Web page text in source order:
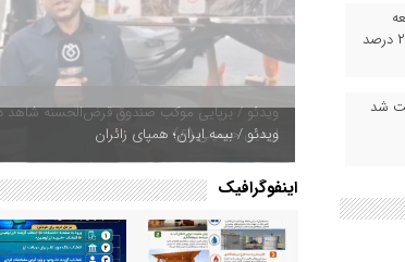
شد
ویدئو / بیمه ایران؛ همپای زائران
اینفوگرافیک